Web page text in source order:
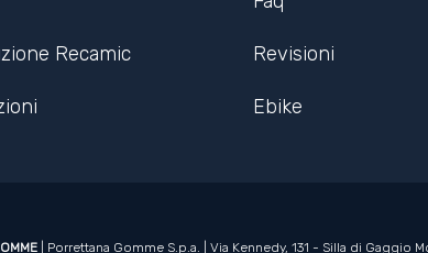
Recamic Revisioni
Ebike
| Porrettana Gomme S.p.a. | Via Kennedy, 131 - Silla di Gaggio